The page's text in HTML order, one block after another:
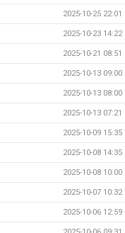
2025-10-25 22:01
2025-10-23 14:22
2025-10-21 08:51
2025-10-13 09:00
2025-10-13 08:00
2025-10-13 07:21
2025-10-09 15:35
2025-10-08 14:35
2025-10-08 10:00
2025-10-07 10:32
2025-10-06 12:59